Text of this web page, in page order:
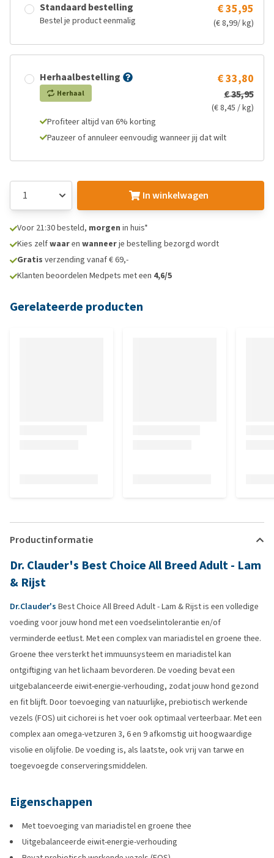
Standaard bestelling
Bestel je product eenmalig
€ 35,95
(€ 8,99/ kg)
Herhaalbestelling
Herhaal
€ 33,80
€ 35,95
(€ 8,45 / kg)
Profiteer altijd van 6% korting
Pauzeer of annuleer eenvoudig wanneer jij dat wilt
In winkelwagen
Voor 21:30 besteld, morgen in huis*
Kies zelfwaaren wanneerje bestelling bezorgd wordt
Gratis verzending vanaf € 69,-
Klanten beoordelen Medpets met een 4,6/5
Gerelateerde producten
Productinformatie
Dr. Clauder's Best Choice All Breed Adult - Lam
& Rijst
Dr.Clauder's Best Choice All Breed Adult - Lam & Rijst is een volledige
voeding voor jouw hond met een voedselintolerantie en/of
verminderde eetlust. Met een complex van mariadistel en groene thee.
Groene thee versterkt het immuunsysteem en mariadistel kan
ontgiftiging van het lichaam bevorderen. De voeding bevat een
uitgebalanceerde eiwit-energie-verhouding, zodat jouw hond gezond
en fit blijft. Door toevoeging van natuurlijke, prebiotisch werkende
vezels (FOS) uit cichorei is het voer ook optimaal verteerbaar. Met een
complex aan omega-vetzuren 3, 6 en 9 afkomstig uit hoogwaardige
visolie en olijfolie. De voeding is, als laatste, ook vrij van tarwe en
toegevoegde conserveringsmiddelen.
Eigenschappen
Met toevoeging van mariadistel en groene thee
Uitgebalanceerde eiwit-energie-verhouding